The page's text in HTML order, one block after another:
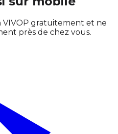
VIVOP gratuitement et ne
près de chez vous.